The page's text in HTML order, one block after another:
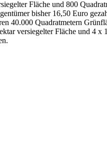
Fläche und 800
bisher 16,50 Euro
40.000 Quadratmetern
versiegelter Fläche und 4 x